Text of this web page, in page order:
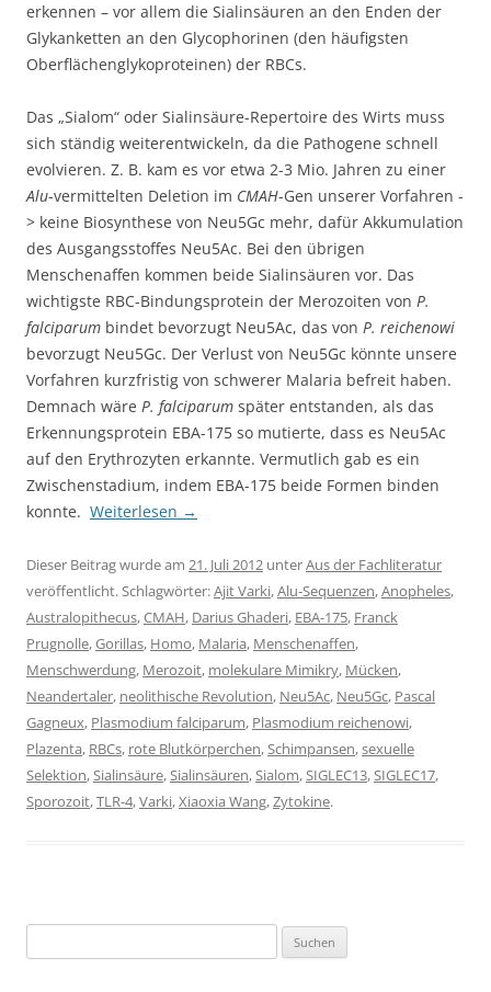
erkennen – vor allem die Sialinsäuren an den Enden der
Glykanketten an den Glycophorinen (den häufigsten
Oberflächenglykoproteinen) der RBCs.
Das „Sialom“ oder Sialinsäure-Repertoire des Wirts muss
sich ständig weiterentwickeln, da die Pathogene schnell
evolvieren. Z. B. kam es vor etwa 2-3 Mio. Jahren zu einer
Alu-vermittelten Deletion im CMAH-Gen unserer Vorfahren -
> keine Biosynthese von Neu5Gc mehr, dafür Akkumulation
des Ausgangsstoffes Neu5Ac. Bei den übrigen
Menschenaffen kommen beide Sialinsäuren vor. Das
wichtigste RBC-Bindungsprotein der Merozoiten von P.
falciparum bindet bevorzugt Neu5Ac, das von P. reichenowi
bevorzugt Neu5Gc. Der Verlust von Neu5Gc könnte unsere
Vorfahren kurzfristig von schwerer Malaria befreit haben.
Demnach wäre P. falciparum später entstanden, als das
Erkennungsprotein EBA-175 so mutierte, dass es Neu5Ac
auf den Erythrozyten erkannte. Vermutlich gab es ein
Zwischenstadium, indem EBA-175 beide Formen binden
konnte. Weiterlesen →
Dieser Beitrag wurde am 21. Juli 2012 unterAus der Fachliteratur
veröffentlicht. Schlagwörter:Ajit Varki,Alu-Sequenzen,Anopheles,
Australopithecus,CMAH, Darius Ghaderi, EBA-175, Franck
Prugnolle,Gorillas, Homo, Malaria, Menschenaffen,
Menschwerdung, Merozoit, molekulare Mimikry, Mücken,
Neandertaler, neolithische Revolution, Neu5Ac, Neu5Gc, Pascal
Gagneux, Plasmodium falciparum, Plasmodium reichenowi,
Plazenta, RBCs, rote Blutkörperchen,Schimpansen,sexuelle
Selektion,Sialinsäure,Sialinsäuren,Sialom,SIGLEC13,SIGLEC17,
Sporozoit,TLR-4,Varki,Xiaoxia Wang,Zytokine.
nach: